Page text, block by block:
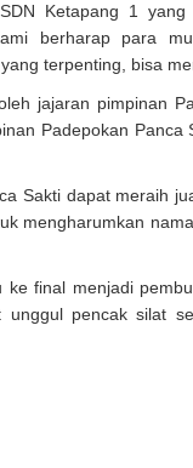
Ketapang 1 yang
berharap para
terpenting, bisa
jajaran pimpinan
Padepokan
Sakti dapat meraih
mengharumkan
ke final menjadi
unggul pencak silat